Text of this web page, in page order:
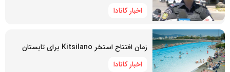
اخبار کانادا
زمان افتتاح استخر Kitsilano برای تابستان
اخبار کانادا